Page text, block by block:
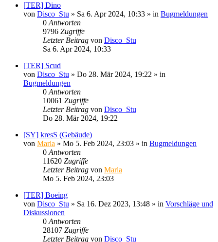
[TER] Dino
von Disco_Stu » Sa 6. Apr 2024, 10:33 » in Bugmeldungen
0 Antworten
9796 Zugriffe
Letzter Beitrag von Disco_Stu
Sa 6. Apr 2024, 10:33
[TER] Scud
von Disco_Stu » Do 28. Mär 2024, 19:22 » in
Bugmeldungen
0 Antworten
10061 Zugriffe
Letzter Beitrag von Disco_Stu
Do 28. Mär 2024, 19:22
[SY] kresS (Gebäude)
von Marla » Mo 5. Feb 2024, 23:03 » in Bugmeldungen
0 Antworten
11620 Zugriffe
Letzter Beitrag von Marla
Mo 5. Feb 2024, 23:03
[TER] Boeing
von Disco_Stu » Sa 16. Dez 2023, 13:48 » in Vorschläge und
Diskussionen
0 Antworten
28107 Zugriffe
Letzter Beitrag von Disco_Stu